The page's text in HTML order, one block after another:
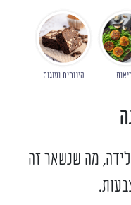
קינוחים ועוגות
מה שנשאר זה